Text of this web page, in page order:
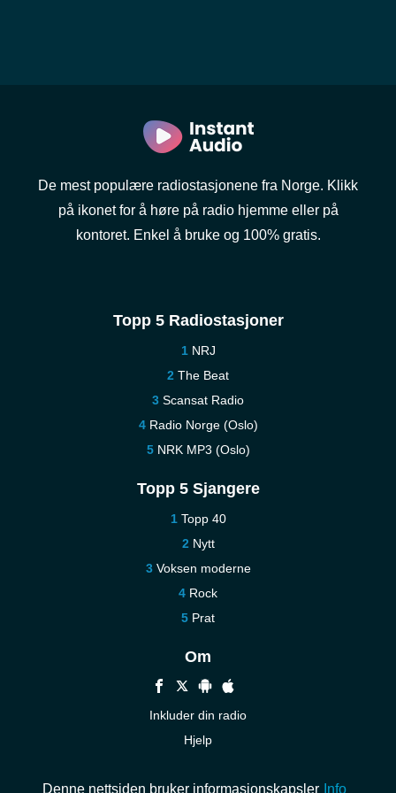
De mest populære radiostasjonene fra Norge. Klikk
på ikonet for å høre på radio hjemme eller på
kontoret. Enkel å bruke og 100% gratis.
Topp 5 Radiostasjoner
NRJ
The Beat
Scansat Radio
Radio Norge (Oslo)
NRK MP3 (Oslo)
Topp 5 Sjangere
Topp 40
Nytt
Voksen moderne
Rock
Prat
Om
Inkluder din radio
Hjelp
Denne nettsiden bruker informasjonskapsler Info